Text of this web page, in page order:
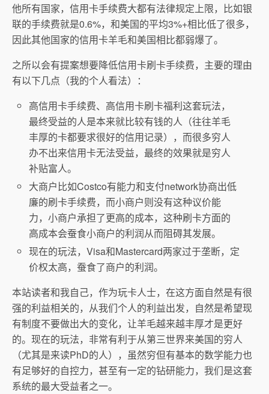
他所有国家，信用卡手续费大都有法律规定上限，比如银
联的手续费就是0.6%，和美国的平均3%+相比低了很多，
因此其他国家的信用卡羊毛和美国相比都弱爆了。
之所以会有提案想要降低信用卡刷卡手续费，主要的理由
有以下几点（我的个人看法）：
高信用卡手续费、高信用卡刷卡福利这套玩法，
最终受益的人是本来就比较有钱的人（往往羊毛
丰厚的卡都要求很好的信用记录），而很多穷人
办不出来信用卡无法受益，最终的效果就是穷人
补贴富人。
大商户比如Costco有能力和支付network协商出低
廉的刷卡手续费，而小商户则没有这种议价能
力，小商户承担了更高的成本，这种刷卡方面的
高成本会蚕食小商户的利润从而阻碍其发展。
现在的玩法，Visa和Mastercard两家过于垄断，定
价权太高，蚕食了商户的利润。
本站读者和我自己，作为玩卡人士，在这方面自然是有很
强的利益相关的，从我们个人的利益出发，自然是希望现
有制度不要做出大的变化，让羊毛越来越丰厚才是更好
的。现在的玩法，非常有利于从第三世界来美国的穷人
（尤其是来读PhD的人），虽然穷但有基本的数学能力也
有足够好的自控力，甚至有一定的钻研能力，我们是这套
系统的最大受益者之一。